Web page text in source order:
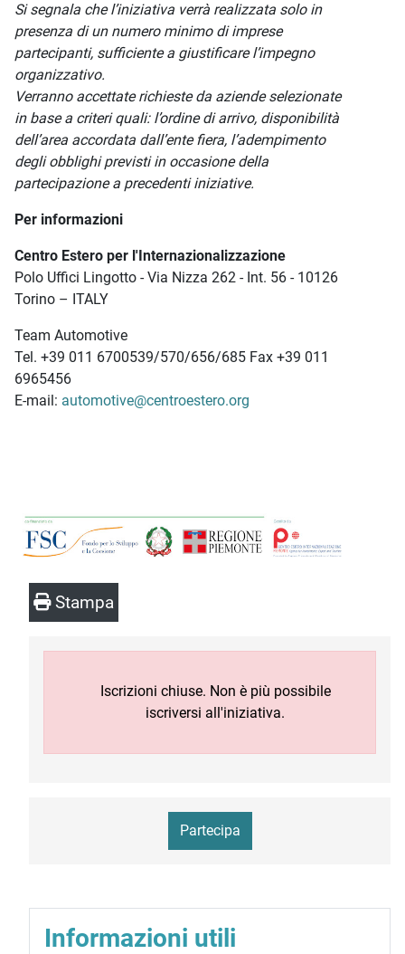
Si segnala che l’iniziativa verrà realizzata solo in
presenza di un numero minimo di imprese
partecipanti, sufficiente a giustificare l’impegno
organizzativo.
Verranno accettate richieste da aziende selezionate
in base a criteri quali: l’ordine di arrivo, disponibilità
dell’area accordata dall’ente fiera, l’adempimento
degli obblighi previsti in occasione della
partecipazione a precedenti iniziative.
Per informazioni
Centro Estero per l'Internazionalizzazione
Polo Uffici Lingotto - Via Nizza 262 - Int. 56 - 10126
Torino – ITALY
Team Automotive
Tel. +39 011 6700539/570/656/685 Fax +39 011
6965456
E-mail: automotive@centroestero.org
Stampa
Iscrizioni chiuse. Non è più possibile
iscriversi all'iniziativa.
Partecipa
Informazioni utili